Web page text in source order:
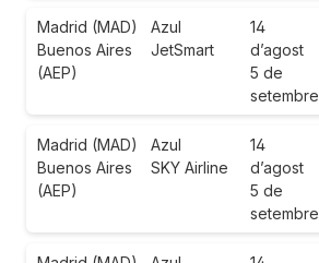
Madrid (MAD)
Buenos Aires
(AEP)
Azul
JetSmart
14
d’agost
5 de
setembre
Madrid (MAD)
Buenos Aires
(AEP)
Azul
SKY Airline
14
d’agost
5 de
setembre